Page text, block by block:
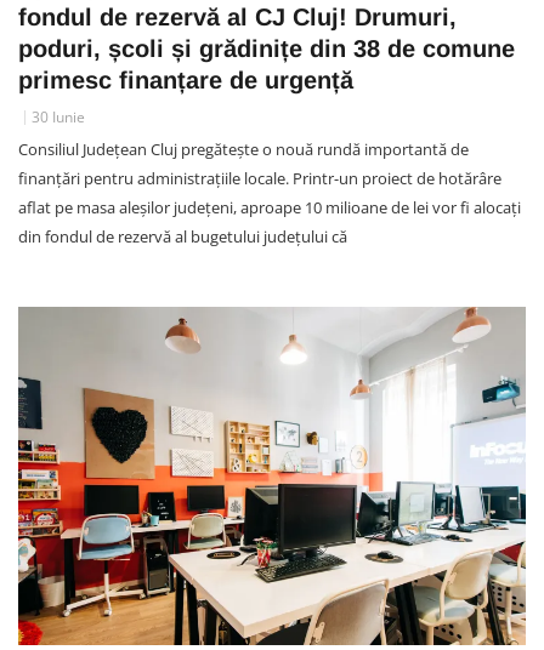
fondul de rezervă al CJ Cluj! Drumuri,
poduri, școli și grădinițe din 38 de comune
primesc finanțare de urgență
30 Iunie
Consiliul Județean Cluj pregătește o nouă rundă importantă de
finanțări pentru administrațiile locale. Printr-un proiect de hotărâre
aflat pe masa aleșilor județeni, aproape 10 milioane de lei vor fi alocați
din fondul de rezervă al bugetului județului că